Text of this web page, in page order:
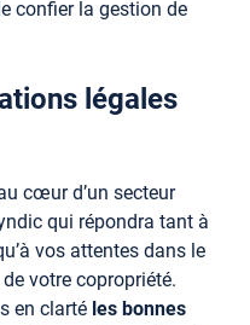
confier la gestion de
légales
cœur d’un secteur
qui répondra tant à
vos attentes dans le
votre copropriété.
en clarté les bonnes